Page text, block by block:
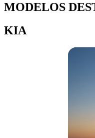
MODELOS
KIA